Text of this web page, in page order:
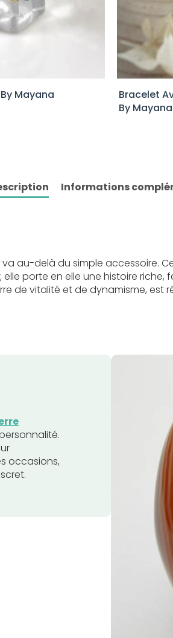
Mayana
Bracelet
By Mayana
Informations
au-delà du simple accessoire.
porte en elle une histoire riche,
de vitalité et de dynamisme, est
occasions,